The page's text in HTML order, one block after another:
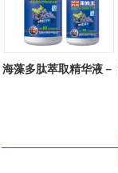
海藻多肽萃取精华液－